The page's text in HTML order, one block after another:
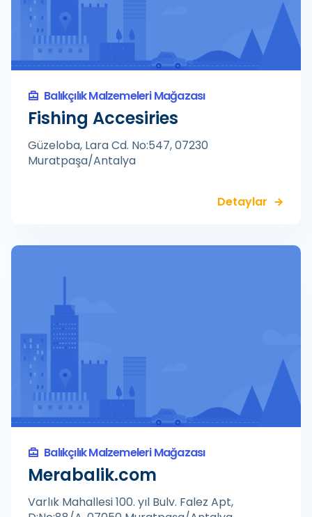
Balıkçılık Malzemeleri Mağazası
Fishing Accesiries
Güzeloba, Lara Cd. No:547, 07230
Muratpaşa/Antalya
Detaylar
Balıkçılık Malzemeleri Mağazası
Merabalik.com
Varlık Mahallesi 100. yıl Bulv. Falez Apt,